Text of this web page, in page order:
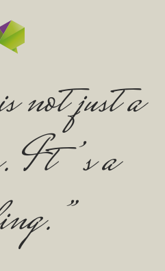
not just a
It’s a